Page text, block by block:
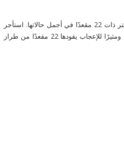
استأجر مدرب تويوتا كوستر 22 مقعدًا اقتصاديًا مع سائق في أبو ظبي. استرخي في الرفاهية ودع سائقينا التنفيذيين المهرة يقودونك في جميع أنحاء أبوظبي وخارجها. تتقدم حافلة تويوتا كوستر ذات 22 مقعدًا في أجمل حالاتها. استأجر
مدربًا اقتصاديًا يضم 22 مقعدًا من تويوتا كوستر لاجتماعات العمل والجولات الترويجية المالية في أبو ظبي والإمارات العربية المتحدة. يتوفر أسطولنا الكبير المكون من 22 مقعدًا سائقًا فاخرًا ومثيرًا للإعجاب يقودها 22 مقعدًا من طراز